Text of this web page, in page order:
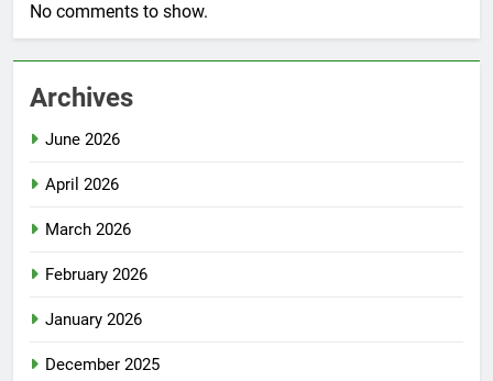
No comments to show.
Archives
June 2026
April 2026
March 2026
February 2026
January 2026
December 2025